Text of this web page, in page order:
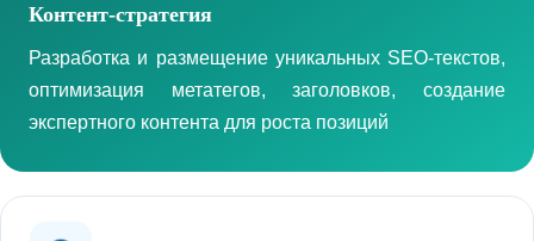
Контент-стратегия
Разработка и размещение уникальных SEO-текстов,
оптимизация метатегов, заголовков, создание
экспертного контента для роста позиций